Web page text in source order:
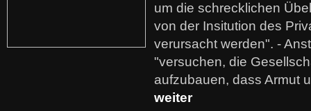
um die schrecklichen
von der Insitution des
verursacht werden". -
"versuchen, die
aufzubauen, dass Armut
weiter